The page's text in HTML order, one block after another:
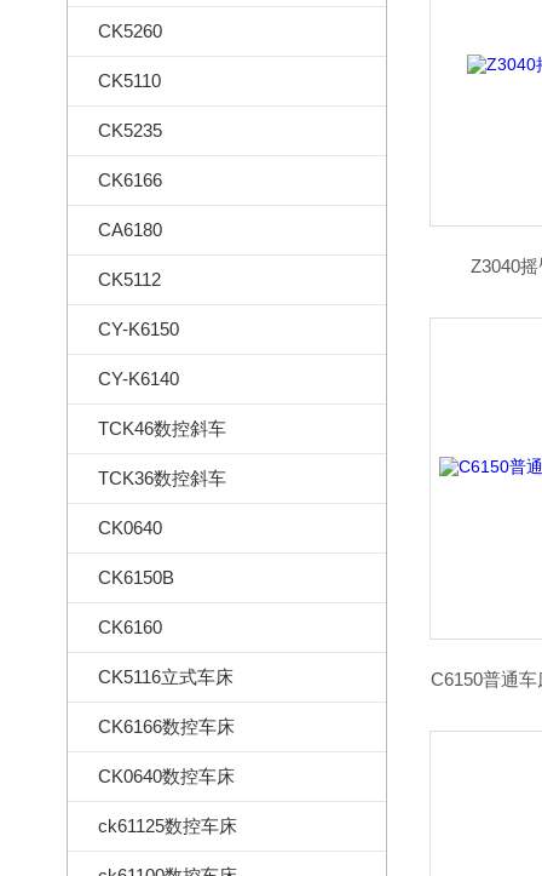
CK5260
CK5110
CK5235
CK6166
CA6180
CK5112
CY-K6150
CY-K6140
TCK46数控斜车
TCK36数控斜车
CK0640
CK6150B
CK6160
CK5116立式车床
CK6166数控车床
CK0640数控车床
ck61125数控车床
Z3040
C6150普通